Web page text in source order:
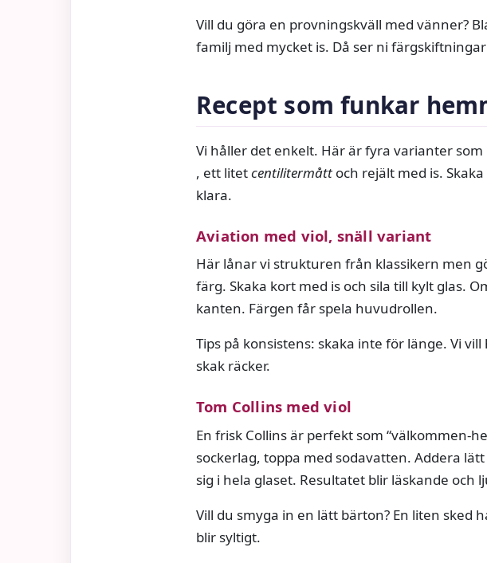
Vill du göra en provningskväll med vänner?
familj med mycket is. Då ser ni
Recept som funkar
Vi håller det enkelt. Här är fyra varianter
, ett litetcentilitermått och rejält med is.
klara.
Aviation med viol, snäll variant
Här lånar vi strukturen från klassikern men
färg. Skaka kort med is och sila till kylt glas.
kanten. Färgen får spela huvudrollen.
Tips på konsistens: skaka inte för länge. Vi
skak räcker.
Tom Collins med viol
En frisk Collins är perfekt som “välkommen-
sockerlag, toppa med sodavatten. Addera
sig i hela glaset. Resultatet blir läskande och
Vill du smyga in en lätt bärton? En liten
blir syltigt.